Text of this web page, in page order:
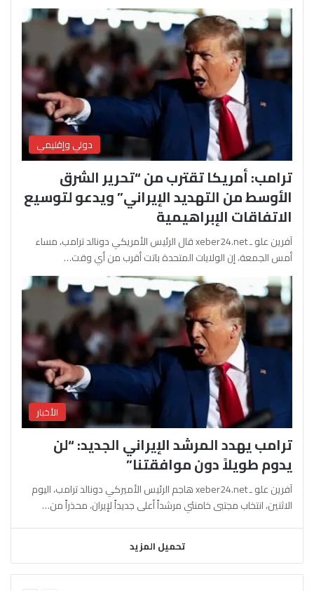
دولي وإقليمي
ترامب: أمريكا تقترب من “تحرير الشرق
الأوسط من التهديد الإيراني” ويدعو لتوسيع
الاتفاقات الإبراهيمية
آفرين علو ـ xeber24.net قال الرئيس الأمريكي دونالد ترامب، مساء
أمس الجمعة، إن الولايات المتحدة باتت أقرب من أي وقت…
الأخبار
ترامب يهدد المرشد الإيراني الجديد: “لن
يدوم طويلاً دون موافقتنا”
آفرين علو ـ xeber24.net هاجم الرئيس الأميركي دونالد ترامب، اليوم
الاثنين، انتخاب مجتبى خامنئي مرشداً أعلى جديداً لإيران، محذراً من…
تحميل المزيد